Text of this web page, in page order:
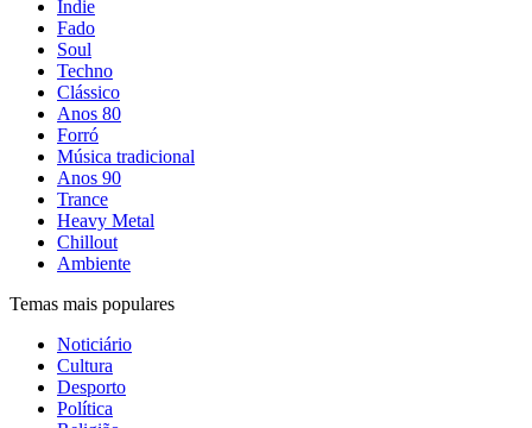
Indie
Fado
Soul
Techno
Clássico
Anos 80
Forró
Música tradicional
Anos 90
Trance
Heavy Metal
Chillout
Ambiente
Temas mais populares
Noticiário
Cultura
Desporto
Política